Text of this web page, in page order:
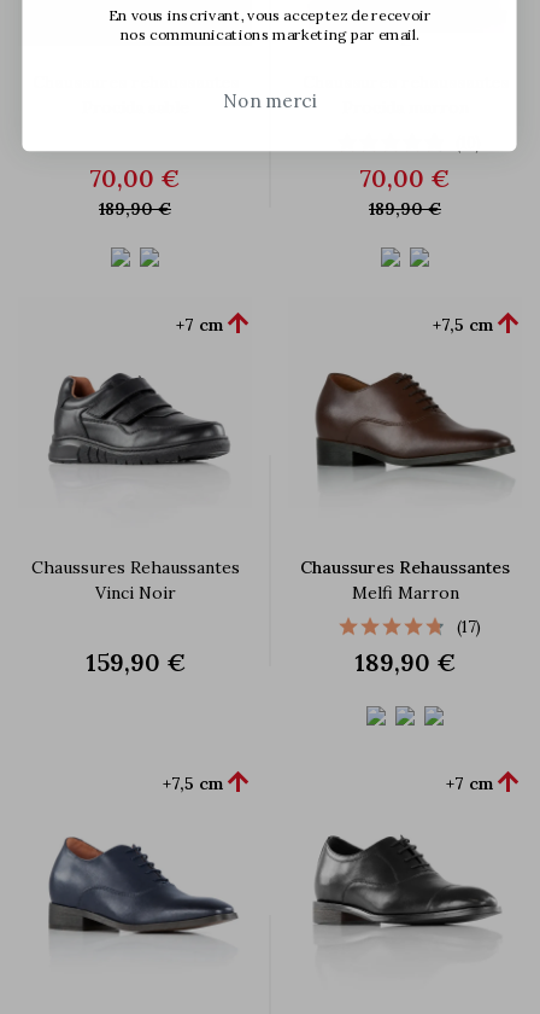
70,00 €
189,90 €
70,00 €
189,90 €
Chaussures Rehaussantes
Vinci Noir
+7 cm 
159,90 €
Chaussures Rehaussantes
Melfi Marron
+7,5 cm 
(17)
189,90 €
+7,5 cm  +7 cm 
En vous inscrivant, vous acceptez de recevoir
nos communications marketing par email.
Non merci